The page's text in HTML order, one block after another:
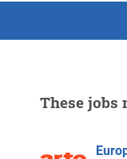
These jobs